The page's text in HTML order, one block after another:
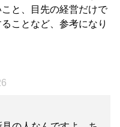
と、目先の経営だけで
ことなど、参考になり